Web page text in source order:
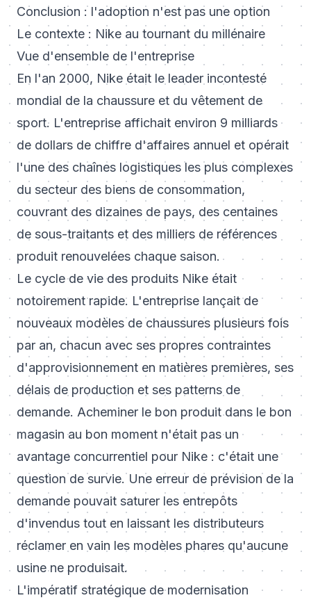
Conclusion : l'adoption n'est pas une option
Le contexte : Nike au tournant du millénaire
Vue d'ensemble de l'entreprise
En l'an 2000, Nike était le leader incontesté
mondial de la chaussure et du vêtement de
sport. L'entreprise affichait environ 9 milliards
de dollars de chiffre d'affaires annuel et opérait
l'une des chaînes logistiques les plus complexes
du secteur des biens de consommation,
couvrant des dizaines de pays, des centaines
de sous-traitants et des milliers de références
produit renouvelées chaque saison.
Le cycle de vie des produits Nike était
notoirement rapide. L'entreprise lançait de
nouveaux modèles de chaussures plusieurs fois
par an, chacun avec ses propres contraintes
d'approvisionnement en matières premières, ses
délais de production et ses patterns de
demande. Acheminer le bon produit dans le bon
magasin au bon moment n'était pas un
avantage concurrentiel pour Nike : c'était une
question de survie. Une erreur de prévision de la
demande pouvait saturer les entrepôts
d'invendus tout en laissant les distributeurs
réclamer en vain les modèles phares qu'aucune
usine ne produisait.
L'impératif stratégique de modernisation